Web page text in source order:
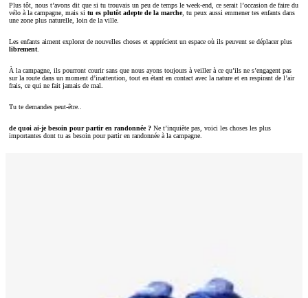
Plus tôt, nous t’avons dit que si tu trouvais un peu de temps le week-end, ce serait l’occasion de faire du
vélo à la campagne, mais si tu es plutôt adepte de la marche, tu peux aussi emmener tes enfants dans
une zone plus naturelle, loin de la ville.
Les enfants aiment explorer de nouvelles choses et apprécient un espace où ils peuvent se déplacer plus
librement
À la campagne, ils pourront courir sans que nous ayons toujours à veiller à ce qu’ils ne s’engagent pas
sur la route dans un moment d’inattention, tout en étant en contact avec la nature et en respirant de l’air
frais, ce qui ne fait jamais de mal.
Tu te demandes peut-être..
de quoi ai-je besoin pour partir en randonnée ? Ne t’inquiète pas, voici les choses les plus
importantes dont tu as besoin pour partir en randonnée à la campagne.